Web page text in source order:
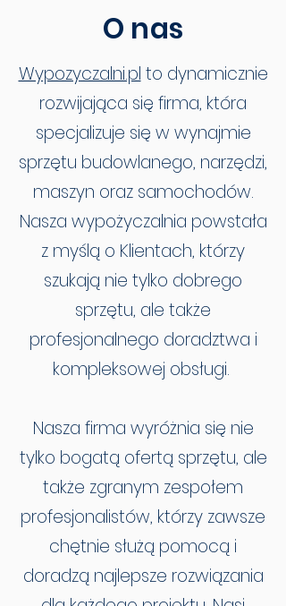
O nas
Wypozyczalni.pl to dynamicznie
rozwijająca się firma, która
specjalizuje się w wynajmie
sprzętu budowlanego, narzędzi,
maszyn oraz samochodów.
Nasza wypożyczalnia powstała
z myślą o Klientach, którzy
szukają nie tylko dobrego
sprzętu, ale także
profesjonalnego doradztwa i
kompleksowej obsługi.
Nasza firma wyróżnia się nie
tylko bogatą ofertą sprzętu, ale
także zgranym zespołem
profesjonalistów, którzy zawsze
chętnie służą pomocą i
doradzą najlepsze rozwiązania